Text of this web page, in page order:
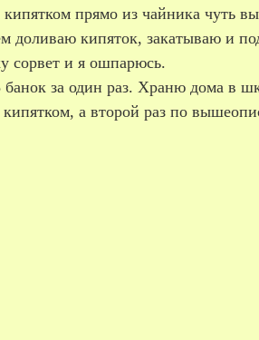
прямо из чайника чуть
доливаю кипяток, закатываю и
сорвет и я ошпарюсь.
за один раз. Храню дома в
а второй раз по